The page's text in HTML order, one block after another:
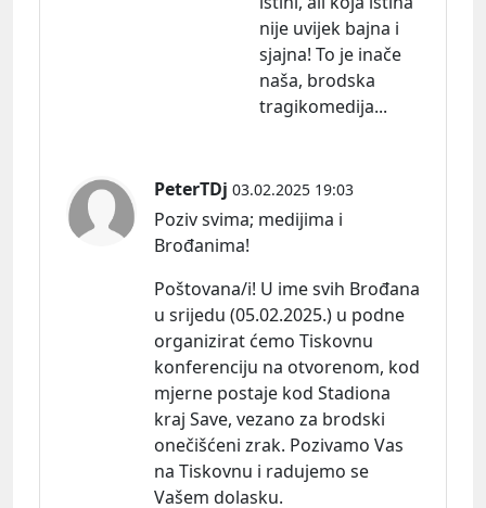
nije uvijek bajna i
sjajna! To je inače
naša, brodska
tragikomedija...
PeterTDj 03.02.2025 19:03
Poziv svima; medijima i
Brođanima!
Poštovana/i! U ime svih Brođana
u srijedu (05.02.2025.) u podne
organizirat ćemo Tiskovnu
konferenciju na otvorenom, kod
mjerne postaje kod Stadiona
kraj Save, vezano za brodski
onečišćeni zrak. Pozivamo Vas
na Tiskovnu i radujemo se
Vašem dolasku.